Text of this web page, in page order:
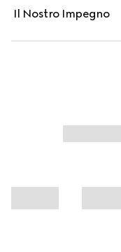
Il Nostro Impegno